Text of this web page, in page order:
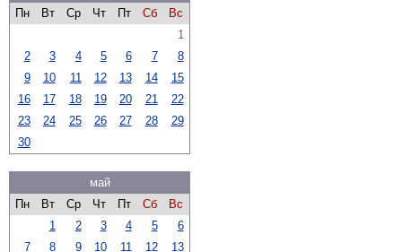
Пн
Вт Ср Чт Пт Сб
Вс
1
2
3 4 5 6 7
8
9
10 11 12 13 14
15
16
17 18 19 20 21
22
23
24 25 26 27 28
29
30
май
Пн
Вт Ср Чт Пт Сб
Вс
1
2 3 4 5
6
7
8 9 10 11 12
13